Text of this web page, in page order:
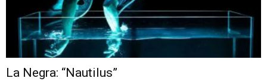
La Negra: “Nautilus”